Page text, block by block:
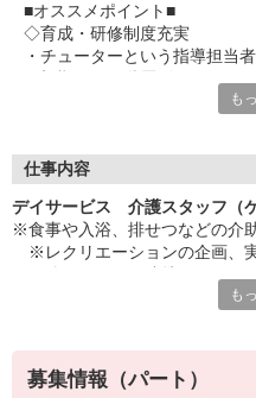
■オススメポイント■
◇育成・研修制度充実
・チューターという指導担当
・キャリアアップ支援制度を
・ツクイ独自の福祉厚生制度
・子育て支援の福利厚生制度
・スタッフ何でも相談窓口や
口あり
◇頑張った分、スタッフに還
・パートは特別手当の支給あり
も
仕事内容
デイサービス 介護スタッフ（ケ
※食事や入浴、排せつなどの介
※レクリエーションの企画、
★＼サービス・職種の魅力／
「今私たちに求められているこ
も
募集情報（パート）